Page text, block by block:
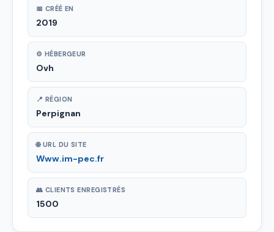
📅 CRÉÉ EN
2019
⚙ HÉBERGEUR
Ovh
📍 RÉGION
Perpignan
🌐 URL DU SITE
Www.im-pec.fr
👥 CLIENTS ENREGISTRÉS
1500